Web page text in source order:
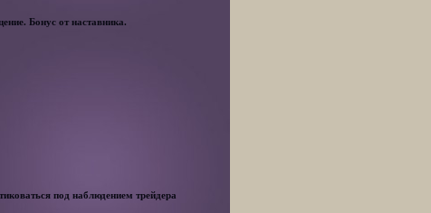
Бонус от наставника.
под наблюдением трейдера